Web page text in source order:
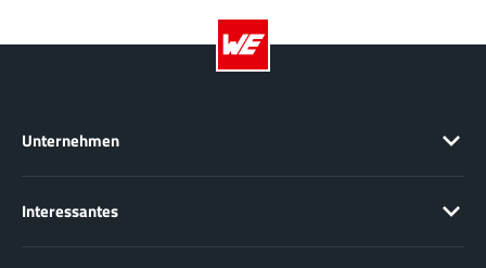
Unternehmen
Interessantes